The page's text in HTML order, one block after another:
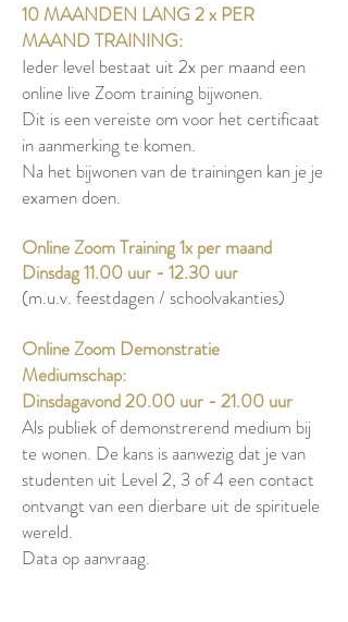
10 MAANDEN LANG 2 x PER
MAAND TRAINING:
Ieder level bestaat uit 2x per maand een
online live Zoom training bijwonen.
Dit is een vereiste om voor het certificaat
in aanmerking te komen.
Na het bijwonen van de trainingen kan je je
examen doen.
Online Zoom Training 1x per maand
Dinsdag 11.00 uur - 12.30 uur
(m.u.v. feestdagen / schoolvakanties)
Online Zoom Demonstratie
Mediumschap:
Dinsdagavond 20.00 uur - 21.00 uur
Als publiek of demonstrerend medium bij
te wonen. De kans is aanwezig dat je van
studenten uit Level 2, 3 of 4 een contact
ontvangt van een dierbare uit de spirituele
wereld.
Data op aanvraag.